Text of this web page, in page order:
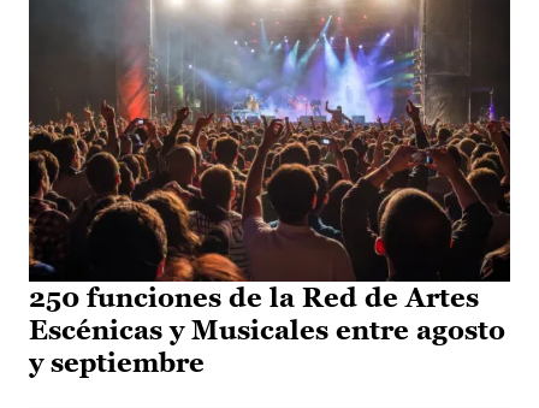
250 funciones de la Red de Artes
Escénicas y Musicales entre agosto
y septiembre